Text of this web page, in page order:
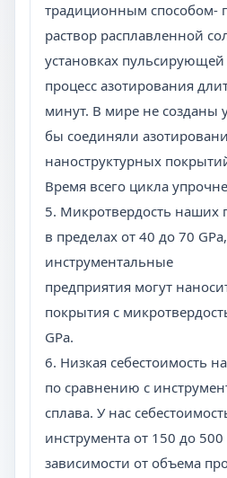
традиционным способом-
раствор расплавленной
установках
процесс азотирования
минут. В мире не созданы
бы соединяли
наноструктурных
Время всего цикла
5. Микротвердость наших
в пределах от 40 до 70
инструментальные
предприятия могут
покрытия с
GPa.
6. Низкая себестоимость
по сравнению с
сплава. У нас
инструмента от 150 до
зависимости от объема